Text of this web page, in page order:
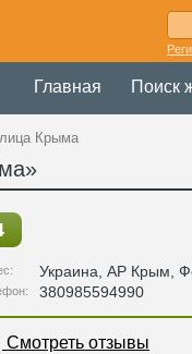
Главная Поиск
Крыма
Украина АР Крым ,
380985594990
Смотреть отзывы